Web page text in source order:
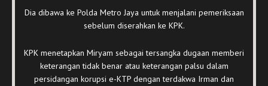
Dia dibawa ke Polda Metro Jaya untuk menjalani pemeriksaan
sebelum diserahkan ke KPK.
KPK menetapkan Miryam sebagai tersangka dugaan memberi
keterangan tidak benar atau keterangan palsu dalam
persidangan korupsi e-KTP dengan terdakwa Irman dan